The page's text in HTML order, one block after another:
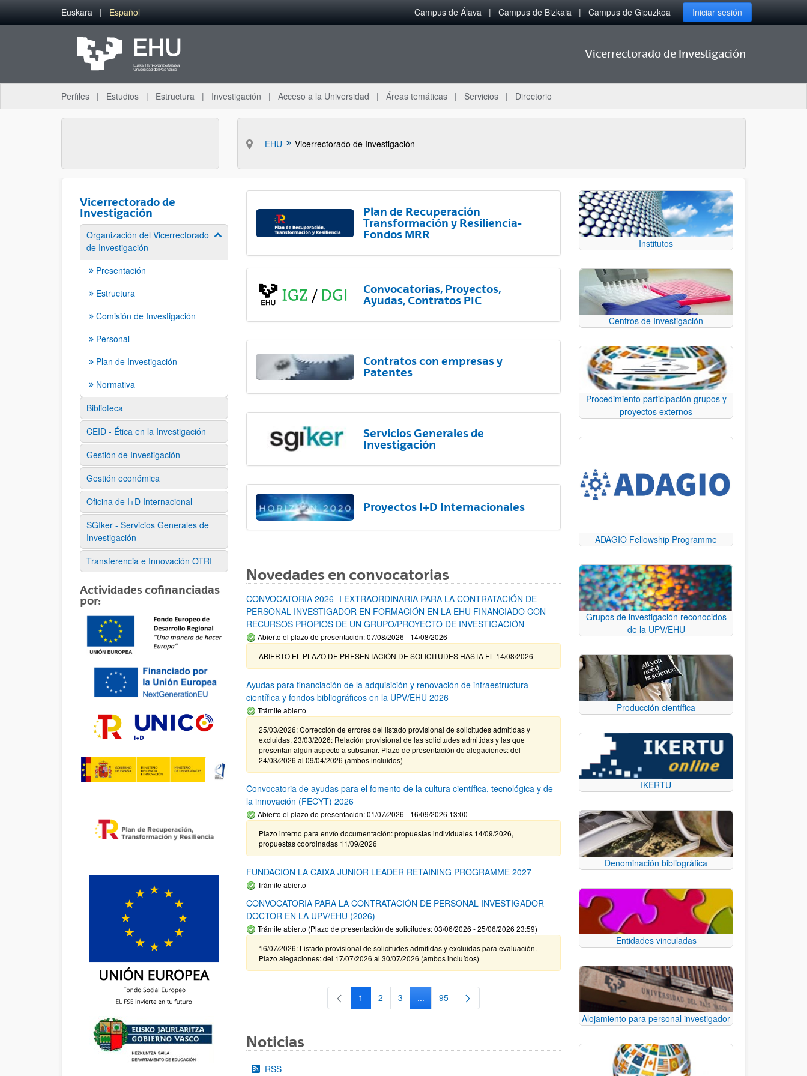
Saltar al contenido principal
Euskara Español Campus de Álava Campus de Bizkaia Campus de Gipuzkoa Iniciar sesión
Vicerrectorado de Investigación
Perfiles Estudios Estructura Investigación Acceso a la Universidad Áreas temáticas Servicios Directorio
EHU Vicerrectorado de Investigación
Vicerrectorado de
Investigación
Organización del Vicerrectorado
de Investigación
Mostrar/ocultar subpáginas
Presentación
Estructura
Comisión de Investigación
Personal
Plan de Investigación
Normativa
Biblioteca
CEID - Ética en la Investigación
Gestión de Investigación
Gestión económica
Oficina de I+D Internacional
SGIker - Servicios Generales de
Investigación
Transferencia e Innovación OTRI
Actividades cofinanciadas
por:
Plan de Recuperación
Transformación y Resiliencia-
Fondos MRR
Convocatorias, Proyectos,
Ayudas, Contratos PIC
Contratos con empresas y
Patentes
Servicios Generales de
Investigación
Proyectos I+D Internacionales
Novedades en convocatorias
CONVOCATORIA 2026- I EXTRAORDINARIA PARA LA CONTRATACIÓN DE
PERSONAL INVESTIGADOR EN FORMACIÓN EN LA EHU FINANCIADO CON
RECURSOS PROPIOS DE UN GRUPO/PROYECTO DE INVESTIGACIÓN
Abierto el plazo de presentación: 07/08/2026 - 14/08/2026
ABIERTO EL PLAZO DE PRESENTACIÓN DE SOLICITUDES HASTA EL 14/08/2026
Ayudas para financiación de la adquisición y renovación de infraestructura
científica y fondos bibliográficos en la UPV/EHU 2026
Trámite abierto
25/03/2026: Corrección de errores del listado provisional de solicitudes admitidas y
excluidas. 23/03/2026: Relación provisional de las solicitudes admitidas y las que
presentan algún aspecto a subsanar. Plazo de presentación de alegaciones: del
24/03/2026 al 09/04/2026 (ambos incluídos)
Convocatoria de ayudas para el fomento de la cultura científica, tecnológica y de
la innovación (FECYT) 2026
Abierto el plazo de presentación: 01/07/2026 - 16/09/2026 13:00
Plazo interno para envío documentación: propuestas individuales 14/09/2026,
propuestas coordinadas 11/09/2026
FUNDACION LA CAIXA JUNIOR LEADER RETAINING PROGRAMME 2027
Trámite abierto
CONVOCATORIA PARA LA CONTRATACIÓN DE PERSONAL INVESTIGADOR
DOCTOR EN LA UPV/EHU (2026)
Trámite abierto (Plazo de presentación de solicitudes: 03/06/2026 - 25/06/2026 23:59)
16/07/2026: Listado provisional de solicitudes admitidas y excluidas para evaluación.
Plazo alegaciones: del 17/07/2026 al 30/07/2026 (ambos incluídos)
Página
1 Página
2 Página
3 ...Páginas intermedias Use TAB para desplazarse.
Página
95
Noticias
RSS
Institutos
Centros de Investigación
Procedimiento participación grupos y
proyectos externos
ADAGIO Fellowship Programme
Grupos de investigación reconocidos
de la UPV/EHU
Producción científica
IKERTU
Denominación bibliográfica
Entidades vinculadas
Alojamiento para personal investigador